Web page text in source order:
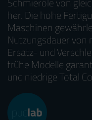
her. Die hohe
Maschinen
Nutzungsdauer von
Ersatz- und
frühe Modelle
und niedrige Total